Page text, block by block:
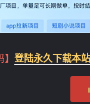
登陆永久下载本